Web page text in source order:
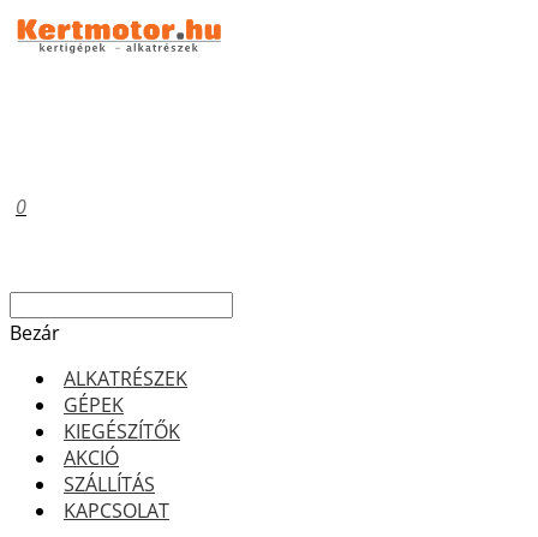
0
Bezár
ALKATRÉSZEK
GÉPEK
KIEGÉSZÍTŐK
AKCIÓ
SZÁLLÍTÁS
KAPCSOLAT